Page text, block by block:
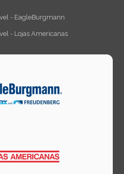
- EagleBurgmann
- Lojas Americanas